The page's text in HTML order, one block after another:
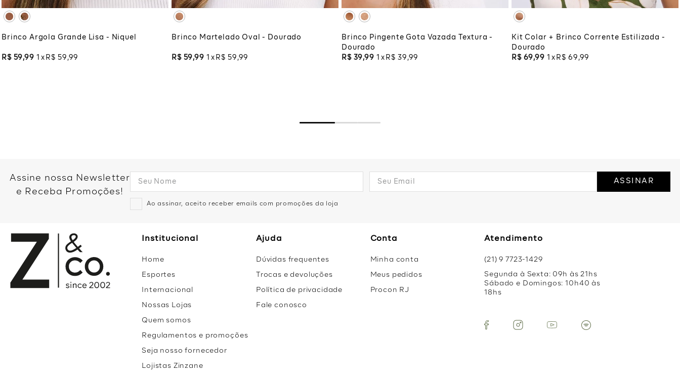
Brinco Argola Grande Lisa - Niquel
R$ 59,99 1 R$ 59 ,99
Brinco Martelado Oval - Dourado
R$ 59,99 1 R$ 59 ,99
Brinco Pingente Gota Vazada Textura -
Dourado
R$ 39,99 1 R$ 39 ,99
Kit Colar + Brinco Corrente Estilizada -
Dourado
R$ 69,99 1 R$ 69 ,99
Assine nossa Newsletter
e Receba Promoções!
Ao assinar, aceito receber emails com promoções da loja
ASSINAR
Institucional
Home
Esportes
Internacional
Nossas Lojas
Quem somos
Regulamentos e promoções
Seja nosso fornecedor
Lojistas Zinzane
Ajuda
Dúvidas frequentes
Trocas e devoluções
Política de privacidade
Fale conosco
Conta
Minha conta
Meus pedidos
Procon RJ
Atendimento
(21) 9 7723-1429
Segunda à Sexta: 09h às 21hs
Sábado e Domingos: 10h40 às
18hs